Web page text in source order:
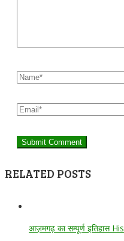
RELATED POSTS
आज़मगढ़ का सम्पूर्ण इतिहास